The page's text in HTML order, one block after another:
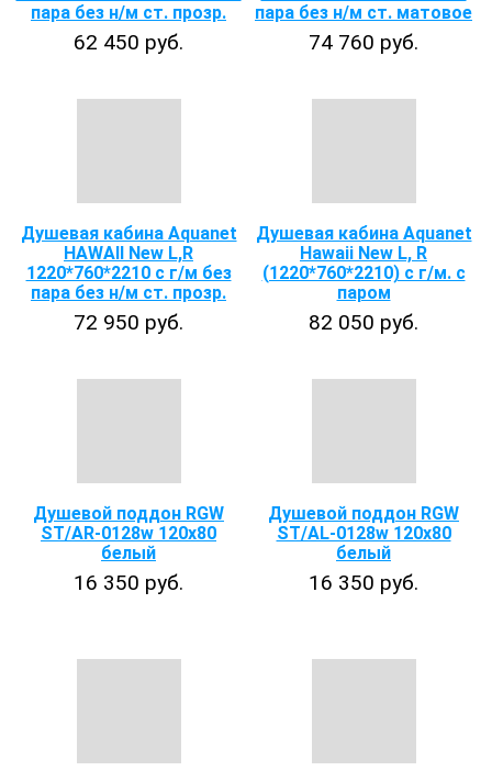
пара без н/м ст. прозр.
62 450 руб.
пара без н/м ст. матовое
74 760 руб.
Душевая кабина Aquanet
HAWAII New L,R
1220*760*2210 с г/м без
пара без н/м ст. прозр.
72 950 руб.
Душевая кабина Aquanet
Hawaii New L, R
(1220*760*2210) с г/м. с
паром
82 050 руб.
Душевой поддон RGW
ST/AR-0128w 120x80
белый
16 350 руб.
Душевой поддон RGW
ST/AL-0128w 120x80
белый
16 350 руб.